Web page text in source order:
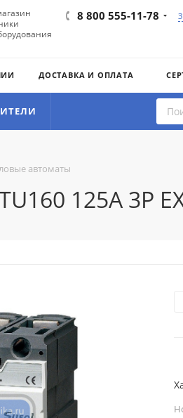
8 800 555-11-78
ДОСТАВКА И ОПЛАТА
автоматы
125A 3P